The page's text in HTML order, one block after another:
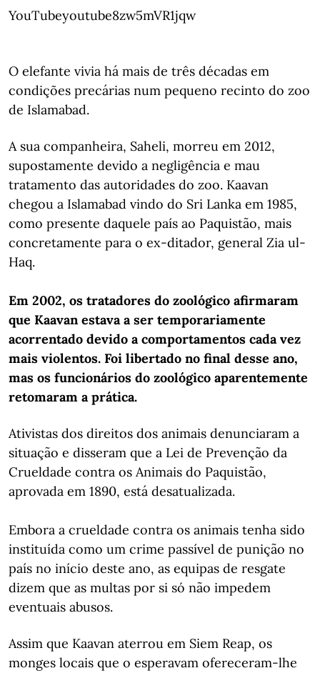
YouTubeyoutube8zw5mVR1jqw
O elefante vivia há mais de três décadas em
condições precárias num pequeno recinto do zoo
de Islamabad.
A sua companheira, Saheli, morreu em 2012,
supostamente devido a negligência e mau
tratamento das autoridades do zoo. Kaavan
chegou a Islamabad vindo do Sri Lanka em 1985,
como presente daquele país ao Paquistão, mais
concretamente para o ex-ditador, general Zia ul-
Haq.
Em 2002, os tratadores do zoológico afirmaram
que Kaavan estava a ser temporariamente
acorrentado devido a comportamentos cada vez
mais violentos. Foi libertado no final desse ano,
mas os funcionários do zoológico aparentemente
retomaram a prática.
Ativistas dos direitos dos animais denunciaram a
situação e disseram que a Lei de Prevenção da
Crueldade contra os Animais do Paquistão,
aprovada em 1890, está desatualizada.
Embora a crueldade contra os animais tenha sido
instituída como um crime passível de punição no
país no início deste ano, as equipas de resgate
dizem que as multas por si só não impedem
eventuais abusos.
Assim que Kaavan aterrou em Siem Reap, os
monges locais que o esperavam ofereceram-lhe